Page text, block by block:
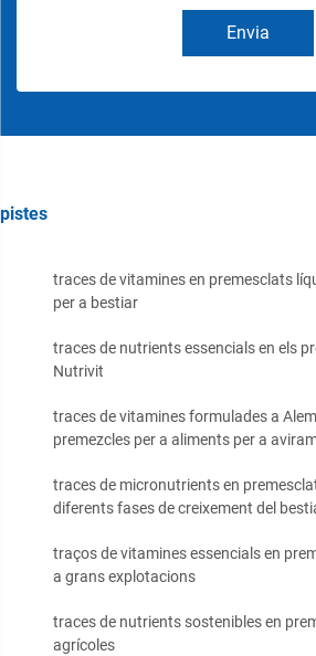
Envia
pistes
traces de vitamines en premesclats
per a bestiar
traces de nutrients essencials en els
Nutrivit
traces de vitamines formulades a
premezcles per a aliments per a
traces de micronutrients en
diferents fases de creixement del
traços de vitamines essencials en
a grans explotacions
traces de nutrients sostenibles en
agrícoles